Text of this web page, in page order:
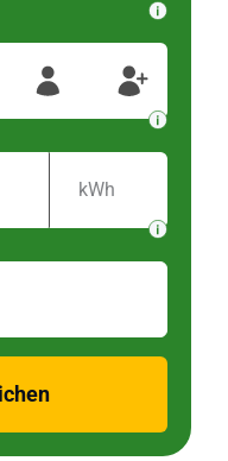
kWh
Postleitzahl